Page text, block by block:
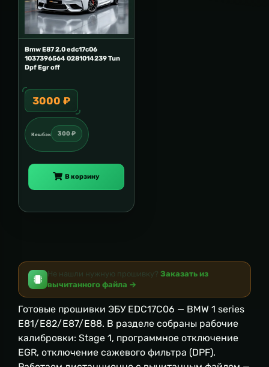
Bmw E87 2.0 edc17c06
1037396564 0281014239 Tun
Dpf Egr off
3000 ₽
Кешбэк 300 ₽
В корзину
Не нашли нужную прошивку? Заказать из
вычитанного файла →
Готовые прошивки ЭБУ EDC17C06 — BMW 1 series
E81/E82/E87/E88. В разделе собраны рабочие
калибровки: Stage 1, программное отключение
EGR, отключение сажевого фильтра (DPF).